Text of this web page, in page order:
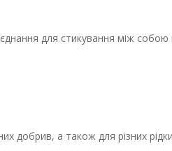
для стикування між собою
добрив, а також для різних